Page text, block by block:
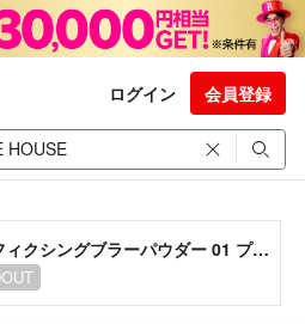
ログイン 会員登録
Wonjungyo フィクシングブラーパウダー 01 プレーンピンク